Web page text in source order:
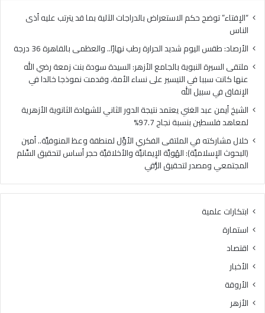
“الإفتاء” توضح حكم الاستعراض بالدراجات الآلية بما قد يترتب عليه أذى
الناس
الأرصاد: طقس اليوم شديد الحرارة رطب نهارًا.. والعظمى بالقاهرة 36 درجة
ملتقى السيرة النبوية بالجامع الأزهر: السيدة سودة بنت زمعة رضي الله
عنها كانت سببا في التيسير على نساء الأمة، وقدمت نموذجا خالدا في
الإنفاق في سبيل الله
الشيخ أيمن عبد الغني يعتمد نتيجة الدور الثاني للشهادة الثانوية الأزهرية
لمعاهد فلسطين بنسبة نجاح 97.7%
خلال مشاركته في الملتقى الفكري الأوَّل لمنطقة وعظ المنوفيَّة.. أمين
(البحوث الإسلاميَّة): الهُويَّة الإيمانيَّة والأخلاقيَّة حجر أساس لتحقيق السِّلم
المجتمعي ومصدر لتحقيق الرُّقي
ابتكارات علمية
استمارة
اقتصاد
الأخبار
الأروقة
الأزهر